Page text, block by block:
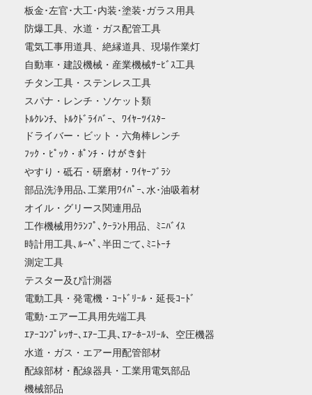
板金･左官･大工･内装･塗装･ガラス用具
防爆工具、水道・ガス配管工具
電気工事用道具、絶縁道具、現場作業灯
自動車・建設機械・産業機械ｻｰﾋﾞｽ工具
チタン工具・ステンレス工具
スパナ・レンチ・ソケット類
ﾄﾙｸﾚﾝﾁ、ﾄﾙｸﾄﾞﾗｲﾊﾞｰ、ﾜｲﾔｰﾂｲｽﾀｰ
ドライバー・ビット・六角棒レンチ
ﾌｯｸ・ﾋﾟｯｸ・ﾎﾟﾝﾁ・けがき針
やすり・砥石・研磨材・ﾜｲﾔｰﾌﾞﾗｼ
部品洗浄用品､工業用ﾜｲﾊﾟｰ､水･油吸着材
オイル・グリース関連用品
工作機械用ｸﾗﾝﾌﾟ､ｸｰﾗﾝﾄ用品、ﾐﾆﾊﾞｲｽ
時計用工具､ﾙｰﾍﾟ､半田ごて､ﾐﾆﾄｰﾁ
測定工具
テスター及び計測器
電動工具・発電機・ｺｰﾄﾞﾘｰﾙ・延長ｺｰﾄﾞ
電動･エアー工具用先端工具
ｴｱｰｺﾝﾌﾟﾚｯｻｰ､ｴｱｰ工具､ｴｱｰﾎｰｽﾘｰﾙ、空圧機器
水道・ガス・エアー用配管部材
配線部材・配線器具・工業用電気部品
機械部品